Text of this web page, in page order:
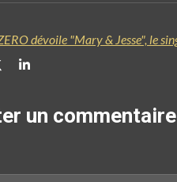
P
a
un commentaire